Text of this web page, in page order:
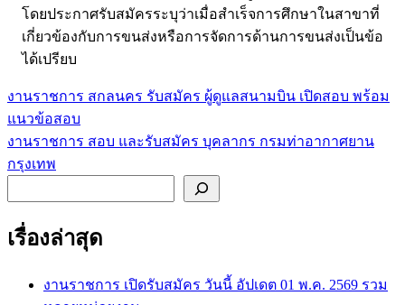
โดยประกาศรับสมัครระบุว่าเมื่อสำเร็จการศึกษาในสาขาที่
เกี่ยวข้องกับการขนส่งหรือการจัดการด้านการขนส่งเป็นข้อ
ได้เปรียบ
แนะแนว
เรื่อง
งานราชการ สกลนคร รับสมัคร ผู้ดูแลสนามบิน เปิดสอบ พร้อม
แนวข้อสอบ
งานราชการ สอบ และรับสมัคร บุคลากร กรมท่าอากาศยาน
กรุงเทพ
เรื่องล่าสุด
งานราชการ เปิดรับสมัคร วันนี้ อัปเดต 01 พ.ค. 2569 รวม